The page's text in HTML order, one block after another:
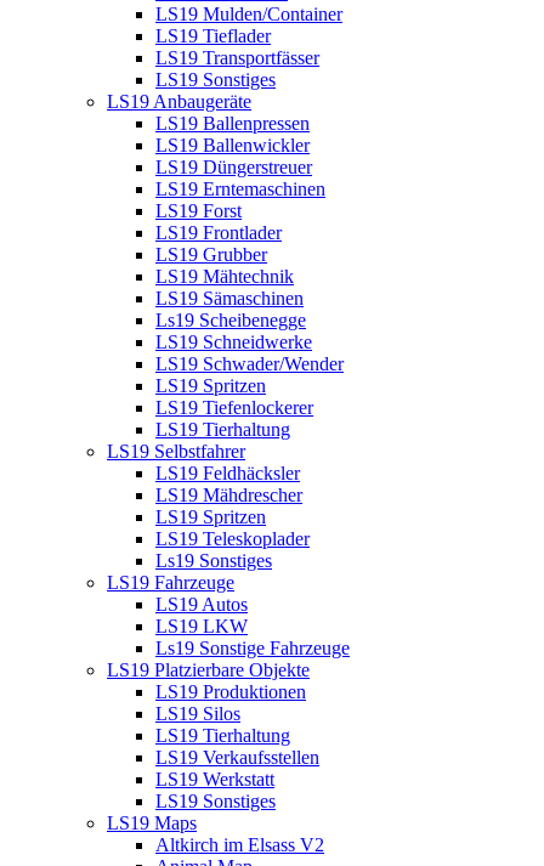
LS19 Mulden/Container
LS19 Tieflader
LS19 Transportfässer
LS19 Sonstiges
LS19 Anbaugeräte
LS19 Ballenpressen
LS19 Ballenwickler
LS19 Düngerstreuer
LS19 Erntemaschinen
LS19 Forst
LS19 Frontlader
LS19 Grubber
LS19 Mähtechnik
LS19 Sämaschinen
Ls19 Scheibenegge
LS19 Schneidwerke
LS19 Schwader/Wender
LS19 Spritzen
LS19 Tiefenlockerer
LS19 Tierhaltung
LS19 Selbstfahrer
LS19 Feldhäcksler
LS19 Mähdrescher
LS19 Spritzen
LS19 Teleskoplader
Ls19 Sonstiges
LS19 Fahrzeuge
LS19 Autos
LS19 LKW
Ls19 Sonstige Fahrzeuge
LS19 Platzierbare Objekte
LS19 Produktionen
LS19 Silos
LS19 Tierhaltung
LS19 Verkaufsstellen
LS19 Werkstatt
LS19 Sonstiges
LS19 Maps
Altkirch im Elsass V2